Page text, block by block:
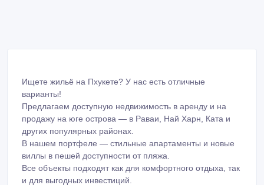
Ищете жильё на Пхукете? У нас есть отличные
варианты!
Предлагаем доступную недвижимость в аренду и на
продажу на юге острова — в Раваи, Най Харн, Ката и
других популярных районах.
В нашем портфеле — стильные апартаменты и новые
виллы в пешей доступности от пляжа.
Все объекты подходят как для комфортного отдыха, так
и для выгодных инвестиций.